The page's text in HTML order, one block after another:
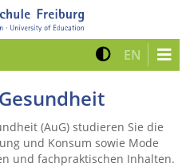
Kontrast
EN Zur
(AuG) studieren Sie die
und Konsum sowie Mode
und fachpraktischen Inhalten.